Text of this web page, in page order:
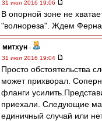
31 июл 2016 19:06
В опорной зоне не
"волнореза". Ждем
митхун -
31 июл 2016 19:04
Просто обстоятельства
может прихворал.
фланги
приехали. Следующие
единичный случай или